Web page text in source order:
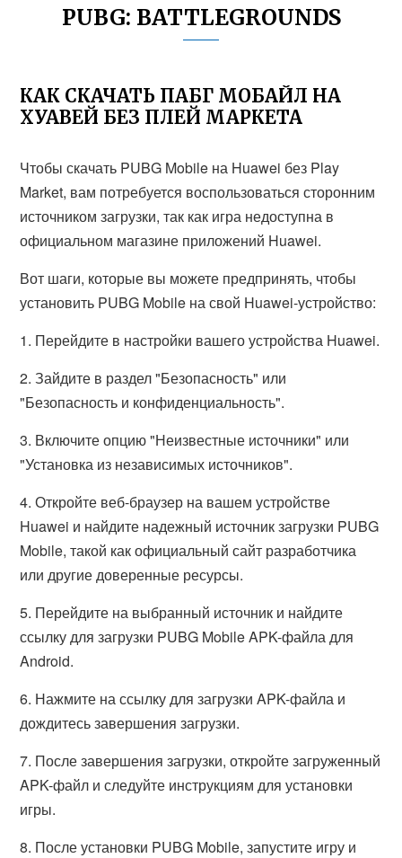
PUBG: BATTLEGROUNDS
КАК СКАЧАТЬ ПАБГ МОБАЙЛ НА
ХУАВЕЙ БЕЗ ПЛЕЙ МАРКЕТА
Чтобы скачать PUBG Mobile на Huawei без Play
Market, вам потребуется воспользоваться сторонним
источником загрузки, так как игра недоступна в
официальном магазине приложений Huawei.
Вот шаги, которые вы можете предпринять, чтобы
установить PUBG Mobile на свой Huawei-устройство:
1. Перейдите в настройки вашего устройства Huawei.
2. Зайдите в раздел "Безопасность" или
"Безопасность и конфиденциальность".
3. Включите опцию "Неизвестные источники" или
"Установка из независимых источников".
4. Откройте веб-браузер на вашем устройстве
Huawei и найдите надежный источник загрузки PUBG
Mobile, такой как официальный сайт разработчика
или другие доверенные ресурсы.
5. Перейдите на выбранный источник и найдите
ссылку для загрузки PUBG Mobile APK-файла для
Android.
6. Нажмите на ссылку для загрузки APK-файла и
дождитесь завершения загрузки.
7. После завершения загрузки, откройте загруженный
APK-файл и следуйте инструкциям для установки
игры.
8. После установки PUBG Mobile, запустите игру и